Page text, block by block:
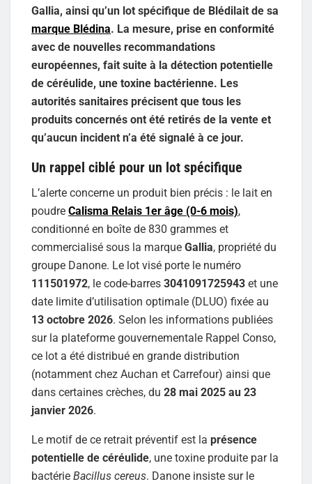
Gallia, ainsi qu’un lot spécifique de Blédilait de sa
marque Blédina. La mesure, prise en conformité
avec de nouvelles recommandations
européennes, fait suite à la détection potentielle
de céréulide, une toxine bactérienne. Les
autorités sanitaires précisent que tous les
produits concernés ont été retirés de la vente et
qu’aucun incident n’a été signalé à ce jour.
Un rappel ciblé pour un lot spécifique
L’alerte concerne un produit bien précis : le lait en
poudre Calisma Relais 1er âge (0-6 mois),
conditionné en boîte de 830 grammes et
commercialisé sous la marque Gallia, propriété du
groupe Danone. Le lot visé porte le numéro
111501972, le code-barres 3041091725943 et une
date limite d’utilisation optimale (DLUO) fixée au
13 octobre 2026. Selon les informations publiées
sur la plateforme gouvernementale Rappel Conso,
ce lot a été distribué en grande distribution
(notamment chez Auchan et Carrefour) ainsi que
dans certaines crèches, du 28 mai 2025 au 23
janvier 2026.
Le motif de ce retrait préventif est la présence
potentielle de céréulide, une toxine produite par la
bactérie Bacillus cereus. Danone insiste sur le